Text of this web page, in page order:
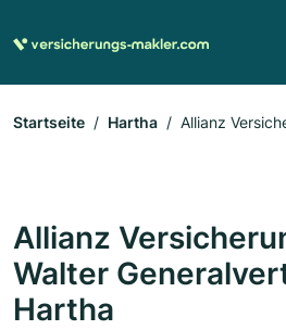
Startseite Hartha
Allianz
Allianz
Walter
Hartha